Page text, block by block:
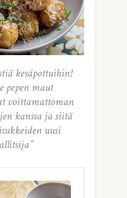
kesäpottuihin!
pepen maut
voittamattoman
kanssa ja siitä
uusi